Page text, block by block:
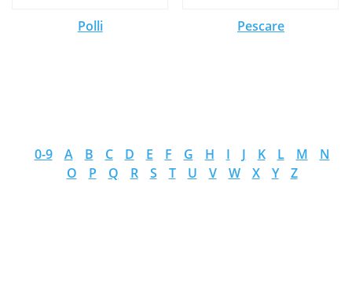
Polli Pescare
0-9 A B C D E F G H I J K L M
N
O
P Q R S T U V W X Y Z